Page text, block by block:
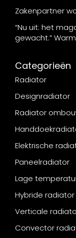
Zakenpartner
“Nu uit: het
gewacht.”
Categorieën
Radiator
Designradiator
Radiator
Elektrische
Paneelradiator
Lage
Hybride radiator
Verticale
Convector